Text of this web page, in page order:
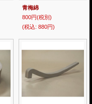
青梅綿
800円(税別)
(税込: 880円)